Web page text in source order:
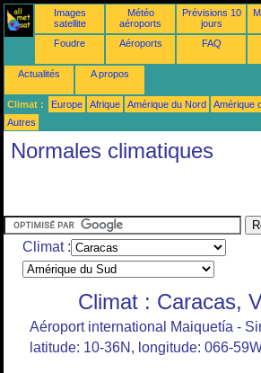
Images
satellite
Météo
aéroports
Prévisions 10
jours
Foudre Aéroports FAQ
Actualités A propos
Climat : Europe Afrique Amérique du Nord Amérique
Autres
Normales climatiques
Climat :
Climat : Caracas,
Aéroport international Maiquetía -
latitude: 10-36N, longitude: 066-